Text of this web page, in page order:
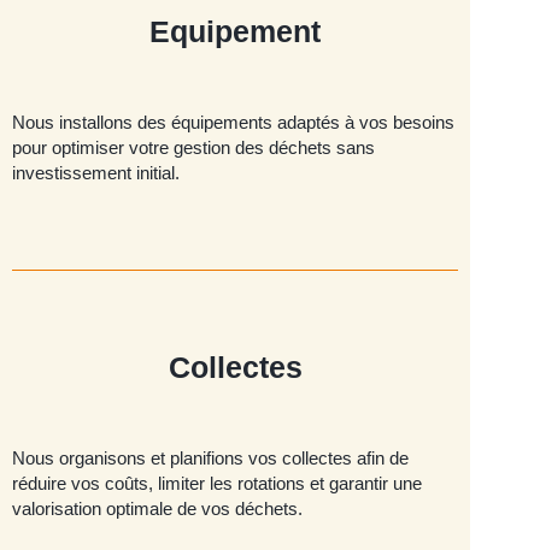
Equipement
Nous installons des équipements adaptés à vos besoins
pour optimiser votre gestion des déchets sans
investissement initial.
Collectes
Nous organisons et planifions vos collectes afin de
réduire vos coûts, limiter les rotations et garantir une
valorisation optimale de vos déchets.